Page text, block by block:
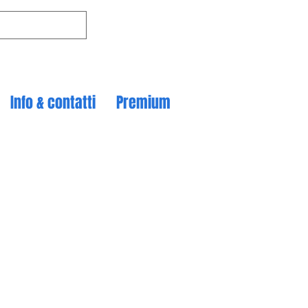
Info & contatti Premium